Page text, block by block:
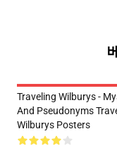
Traveling Wilburys -
And Pseudonyms
Wilburys Posters